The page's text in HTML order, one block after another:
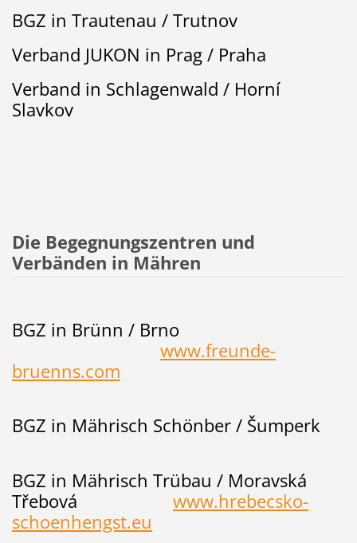
BGZ in Trautenau / Trutnov
Verband JUKON in Prag / Praha
Verband in Schlagenwald / Horní
Slavkov
Die Begegnungszentren und
Verbänden in Mähren
BGZ in Brünn / Brno
www.freunde-
bruenns.com
BGZ in Mährisch Schönber / Šumperk
BGZ in Mährisch Trübau / Moravská
Třebová www.hrebecsko-
schoenhengst.eu